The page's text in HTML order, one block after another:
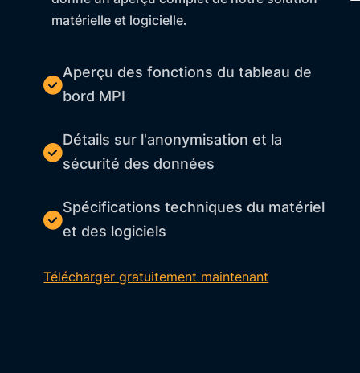
matérielle et logicielle.
Aperçu des fonctions du tableau de
bord MPI
Détails sur l'anonymisation et la
sécurité des données
Spécifications techniques du matériel
et des logiciels
Télécharger gratuitement maintenant